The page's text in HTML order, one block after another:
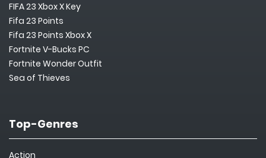
FIFA 23 Xbox X Key
Fifa 23 Points
Fifa 23 Points Xbox X
Fortnite V-Bucks PC
Fortnite Wonder Outfit
Sea of Thieves
Top-Genres
Action